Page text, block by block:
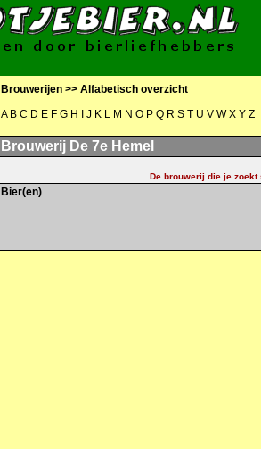
Brouwerijen >> Alfabetisch overzicht
A B C D E F G H J K L M N O P Q R S T U V W X Y Z
Brouwerij De 7e Hemel
De brouwerij die je zoekt
Bier(en)